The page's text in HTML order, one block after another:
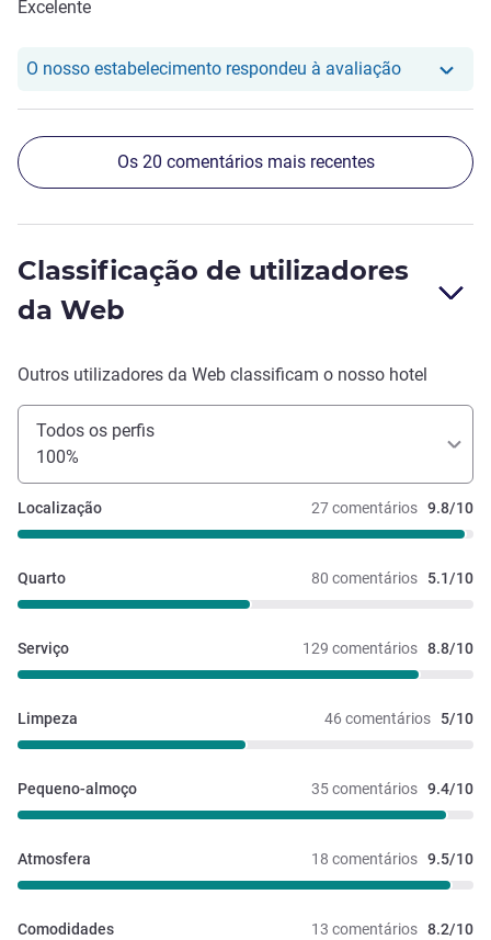
Excelente
O nosso estabelecimento respondeu à avaliaçãoO nosso
Os 20 comentários mais recentes
Classificação de utilizadores
da Web
Outros utilizadores da Web classificam o nosso hotel
Todos os perfis
100%
27 comentários 9.8/10
Localização
80 comentários 5.1/10
Quarto
129 comentários 8.8/10
Serviço
46 comentários 5/10
Limpeza
35 comentários 9.4/10
Pequeno-almoço
18 comentários 9.5/10
Atmosfera
13 comentários 8.2/10
Comodidades